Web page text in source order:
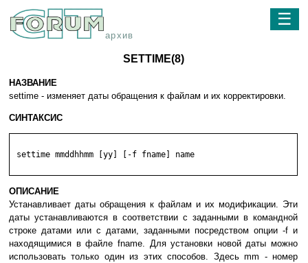
архив
☰
SETTIME(8)
НАЗВАНИЕ
settime - изменяет даты обращения к файлам и их корректировки.
СИНТАКСИС
settime mmddhhmm [yy] [-f fname] name
ОПИСАНИЕ
Устанавливает даты обращения к файлам и их модификации. Эти
даты устанавливаются в соответствии с заданными в командной
строке датами или с датами, заданными посредством опции -f и
находящимися в файле fname. Для установки новой даты можно
использовать только один из этих способов. Здесь mm - номер